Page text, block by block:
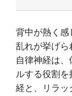
背中が熱く感
乱れが挙げら
自律神経は
ルする役割
経と、リラッ